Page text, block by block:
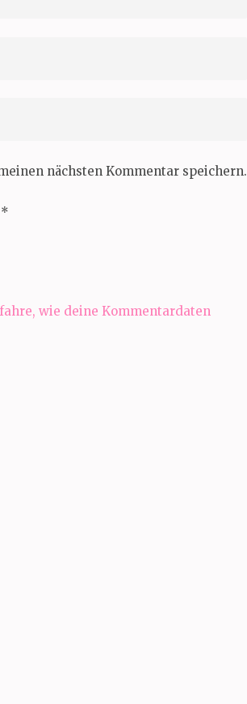
nächsten Kommentar speichern.
*
wie deine Kommentardaten